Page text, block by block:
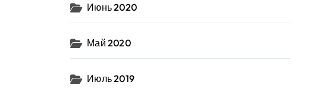
Июнь 2020
Май 2020
Июль 2019